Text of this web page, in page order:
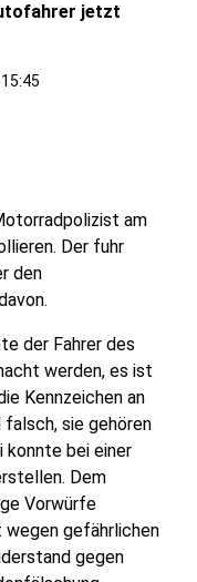
jetzt
am
Der fuhr
den
der Fahrer des
werden, es ist
Kennzeichen an
sie gehören
konnte bei einer
Dem
Vorwürfe
wegen gefährlichen
gegen